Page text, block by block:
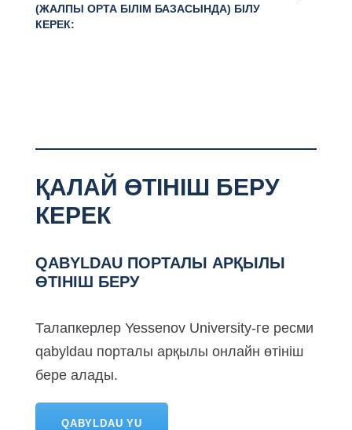
(ЖАЛПЫ ОРТА БІЛІМ БАЗАСЫНДА) БІЛУ
КЕРЕК:
ҚАЛАЙ ӨТІНІШ БЕРУ
КЕРЕК
QABYLDAU ПОРТАЛЫ АРҚЫЛЫ
ӨТІНІШ БЕРУ
Талапкерлер Yessenov University-ге ресми
qabyldau порталы арқылы онлайн өтініш
бере алады.
QABYLDAU YU